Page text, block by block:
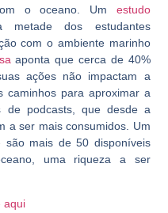
o oceano. Um estudo
dos estudantes
com o ambiente marinho
aponta que cerca de 40%
ações não impactam a
caminhos para aproximar a
de podcasts, que desde a
a ser mais consumidos. Um
são mais de 50 disponíveis
uma riqueza a ser
aqui